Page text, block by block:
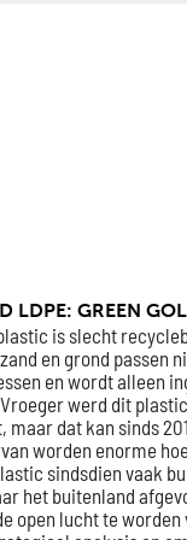
LDPE: GREEN
is slecht
en grond passen
en wordt alleen
werd dit
maar dat kan sinds
worden enorme
sindsdien vaak
het buitenland
open lucht te